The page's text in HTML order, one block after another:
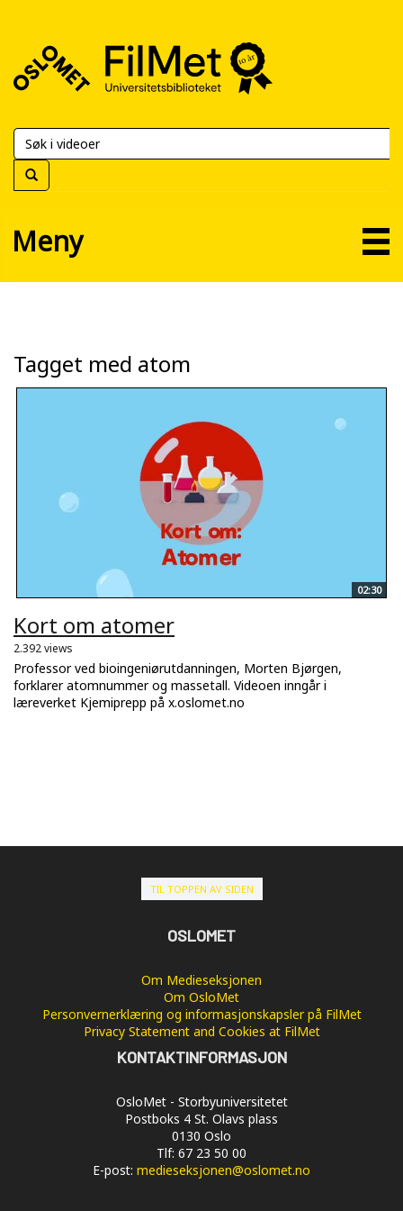
FilMet
Universitetsbiblioteket
Meny
Tagget med atom
02:30
Kort om atomer
2.392 views
Professor ved bioingeniørutdanningen, Morten Bjørgen,
forklarer atomnummer og massetall. Videoen inngår i
læreverket Kjemiprepp på x.oslomet.no
TIL TOPPEN AV SIDEN
OSLOMET
Om Medieseksjonen
Om OsloMet
Personvernerklæring og informasjonskapsler på FilMet
Privacy Statement and Cookies at FilMet
KONTAKTINFORMASJON
OsloMet - Storbyuniversitetet
Postboks 4 St. Olavs plass
0130 Oslo
Tlf: 67 23 50 00
E-post: medieseksjonen@oslomet.no